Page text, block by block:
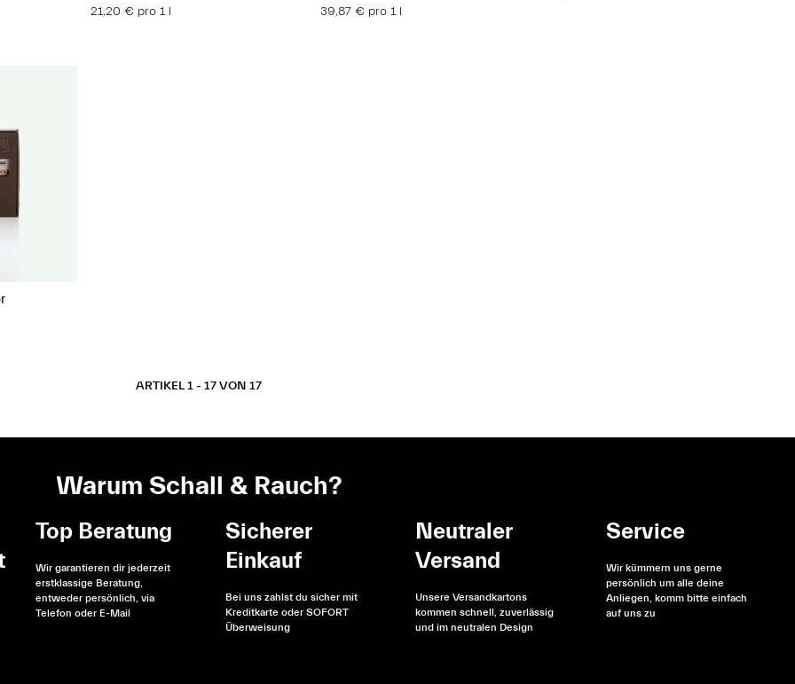
21,20 € pro 1 l 39,87 € pro 1 l
ARTIKEL 1 - 17 VON 17
Warum Schall & Rauch?
Top Beratung
Wir garantieren dir jederzeit
erstklassige Beratung,
entweder persönlich, via
Telefon oder E-Mail
Sicherer
Einkauf
Bei uns zahlst du sicher mit
Kreditkarte oder SOFORT
Überweisung
Neutraler
Versand
Unsere Versandkartons
kommen schnell, zuverlässig
und im neutralen Design
Service
Wir kümmern uns gerne
persönlich um alle deine
Anliegen, komm bitte einfach
auf uns zu